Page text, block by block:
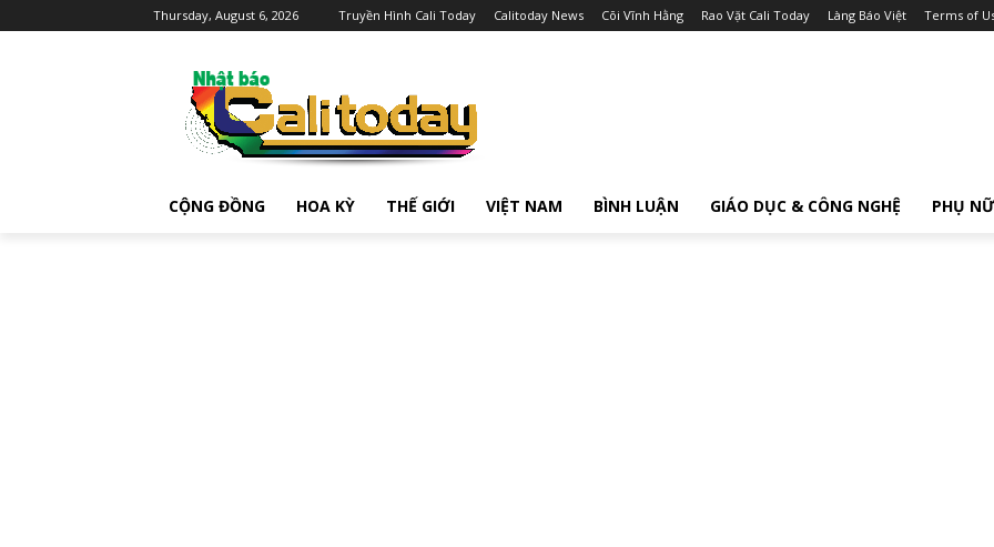
Thursday, August 6, 2026 Truyền Hình Cali Today Calitoday News Cõi Vĩnh Hằng Rao Vặt Cali Today Làng Báo Việt Terms of
CỘNG ĐỒNG HOA KỲ THẾ GIỚI VIỆT NAM BÌNH LUẬN GIÁO DỤC & CÔNG NGHỆ PHỤ NỮ